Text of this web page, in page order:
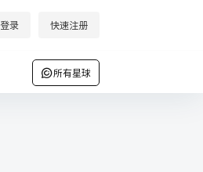
登录 快速注册
所有星球